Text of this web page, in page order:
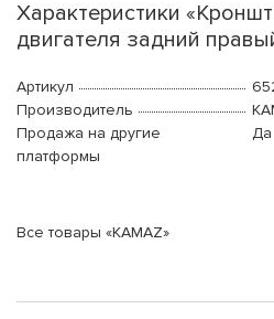
Характеристики
двигателя задний
Артикул
Производитель
Продажа на другие
платформы
Да
Все товары «KAMAZ»